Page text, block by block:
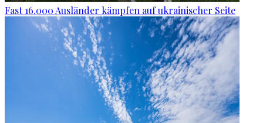
Fast 16.000 Ausländer kämpfen auf ukrainischer Seite